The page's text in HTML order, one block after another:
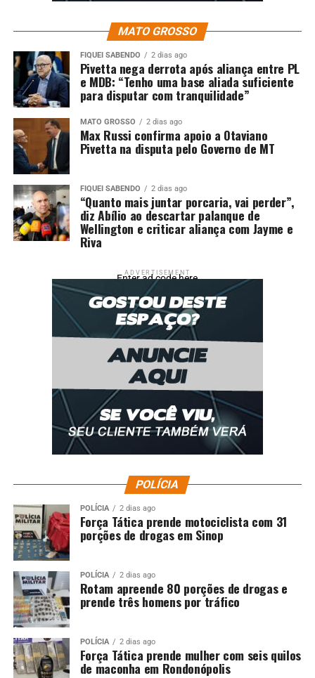
Polícia Militar apreende 103 tabletes de entorpecentes
escondidos em veículo em Torixoréu
MATO GROSSO
FIQUEI SABENDO 2 dias ago
Pivetta nega derrota após aliança entre PL
e MDB: “Tenho uma base aliada suficiente
para disputar com tranquilidade”
MATO GROSSO 2 dias ago
Max Russi confirma apoio a Otaviano
Pivetta na disputa pelo Governo de MT
FIQUEI SABENDO 2 dias ago
“Quanto mais juntar porcaria, vai perder”,
diz Abílio ao descartar palanque de
Wellington e criticar aliança com Jayme e
Riva
ADVERTISEMENT
Enter ad code here
POLÍCIA
POLÍCIA 2 dias ago
Força Tática prende motociclista com 31
porções de drogas em Sinop
POLÍCIA 2 dias ago
Rotam apreende 80 porções de drogas e
prende três homens por tráfico
POLÍCIA 2 dias ago
Força Tática prende mulher com seis quilos
de maconha em Rondonópolis